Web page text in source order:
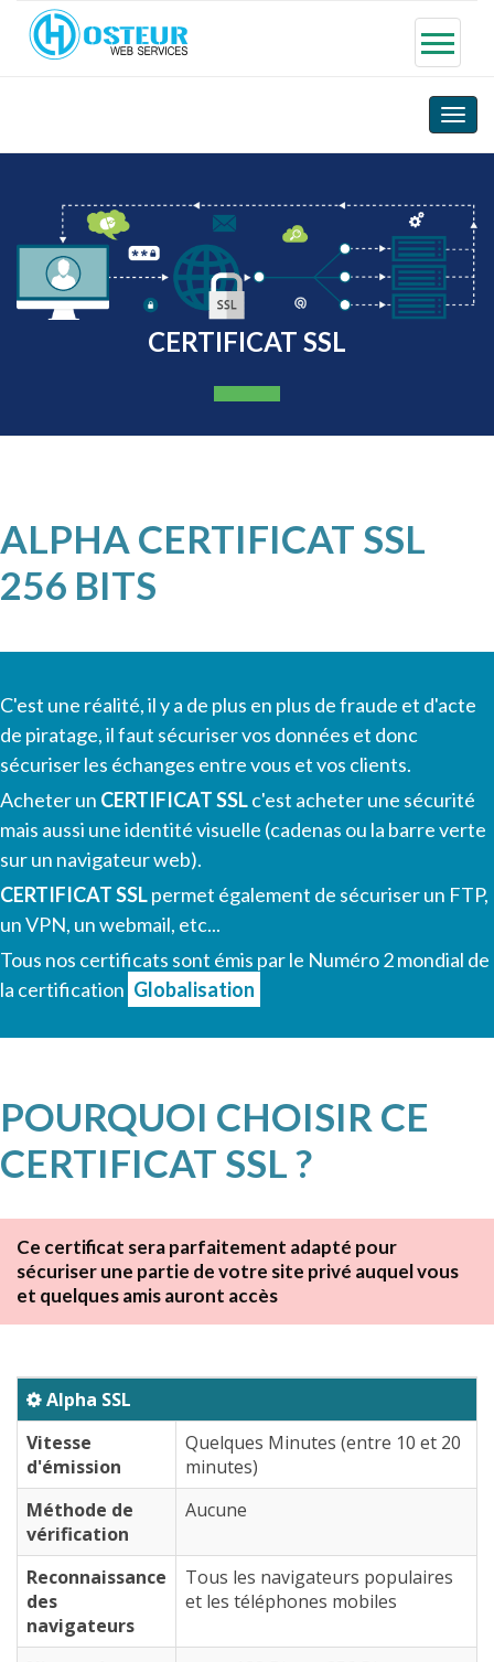
Toggle
CERTIFICAT SSL
ALPHA CERTIFICAT SSL
256 BITS
C'est une réalité, il y a de plus en plus de fraude et d'acte
de piratage, il faut sécuriser vos données et donc
sécuriser les échanges entre vous et vos clients.
Acheter un CERTIFICAT SSLc'est acheter une sécurité
mais aussi une identité visuelle (cadenas ou la barre verte
sur un navigateur web).
CERTIFICAT SSLpermet également de sécuriser un FTP,
un VPN, un webmail, etc...
Tous nos certificats sont émis par le Numéro 2 mondial de
la certification Globalisation
POURQUOI CHOISIR CE
CERTIFICAT SSL ?
Ce certificat sera parfaitement adapté pour
sécuriser une partie de votre site privé auquel vous
et quelques amis auront accès
Alpha SSL
Vitesse
d'émission
Quelques Minutes (entre 10 et 20
minutes)
Méthode de
vérification
Aucune
Reconnaissance
des
navigateurs
Tous les navigateurs populaires
et les téléphones mobiles